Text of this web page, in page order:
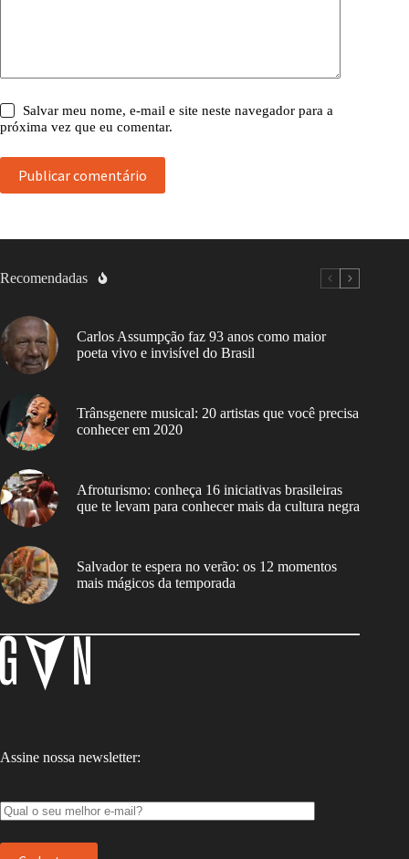
Salvar meu nome, e-mail e site neste navegador para a
próxima vez que eu comentar.
Publicar comentário
Recomendadas
Carlos Assumpção faz 93 anos como maior
poeta vivo e invisível do Brasil
Trânsgenere musical: 20 artistas que você precisa
conhecer em 2020
Afroturismo: conheça 16 iniciativas brasileiras
que te levam para conhecer mais da cultura negra
Salvador te espera no verão: os 12 momentos
mais mágicos da temporada
Assine nossa newsletter: